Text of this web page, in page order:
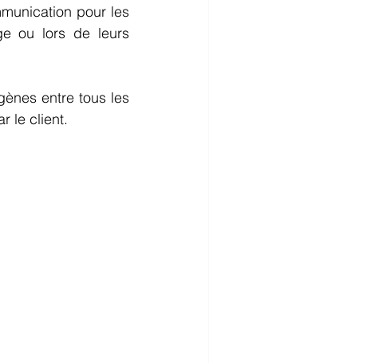
pour les
ou lors de leurs
entre tous les
le client.